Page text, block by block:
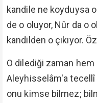
kandile ne koyduysa
de o oluyor, Nûr da o
kandilden o çıkıyor.
O dilediği zaman
Aleyhisselâm'a
onu kimse bilmez;